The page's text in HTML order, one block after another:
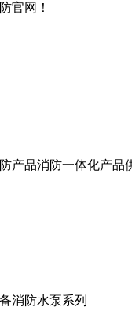
官网！
产品消防一体化产品
消防水泵系列